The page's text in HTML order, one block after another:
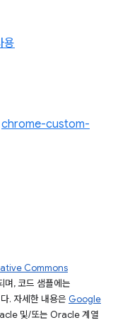
용
chrome-custom-
Commons
며, 코드 샘플에는
. 자세한 내용은 Google
및/또는 Oracle 계열